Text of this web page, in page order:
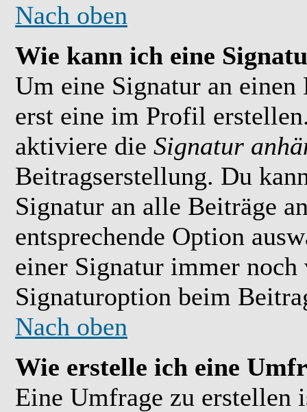
Nach oben
Wie kann ich eine
Um eine Signatur an einen
erst eine im Profil
aktiviere die Signatur
Beitragserstellung. Du
Signatur an alle Beiträge
entsprechende Option
einer Signatur immer
Signaturoption beim
Nach oben
Wie erstelle ich eine
Eine Umfrage zu erstellen